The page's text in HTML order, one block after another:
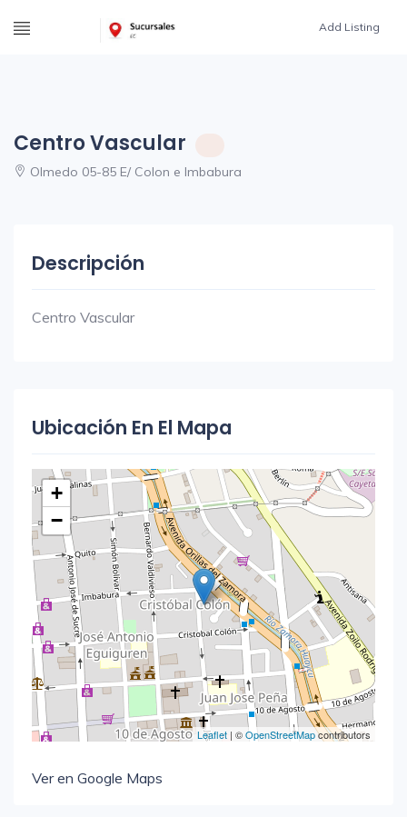
Add Listing
Centro Vascular
Olmedo 05-85 E/ Colon e Imbabura
Descripción
Centro Vascular
Ubicación En El Mapa
+
−
Leaflet | ©OpenStreetMapcontributors
Ver en Google Maps